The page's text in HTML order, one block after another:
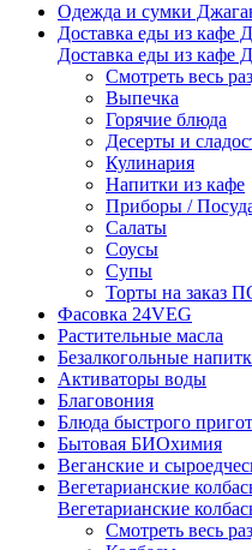
Одежда и сумки
Доставка еды из кафе
Доставка еды из кафе
Смотреть весь
Выпечка
Горячие блюда
Десерты и
Кулинария
Напитки из кафе
Приборы /
Салаты
Соусы
Супы
Торты на
Фасовка 24VEG
Растительные масла
Безалкогольные
Активаторы воды
Благовония
Блюда быстрого
Бытовая БИОхимия
Веганские и
Вегетарианские
Вегетарианские
Смотреть весь